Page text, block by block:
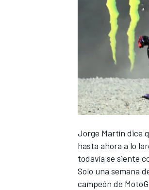
Jorge Martín dice
hasta ahora a lo
todavía se siente
Solo una semana
campeón de